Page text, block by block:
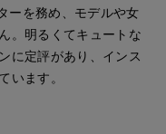
ーを務め、モデルや女
。明るくてキュートな
に定評があり、インス
います。